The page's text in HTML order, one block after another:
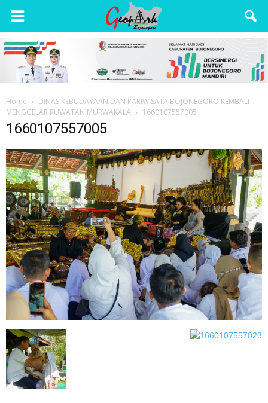
Wisata
Bojonegoro
Home
DINAS KEBUDAYAAN DAN PARIWISATA BOJONEGORO KEMBALI
MENGGELAR RUWATAN MURWAKALA
1660107557005
1660107557005